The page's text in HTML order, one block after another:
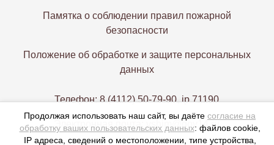
Памятка о соблюдении правил пожарной
безопасности
Положение об обработке и защите персональных
данных
Телефон: 8 (4112) 50-79-90, ip 71190
Электронная почта: vshim@gov14.ru
Продолжая использовать наш сайт, вы даёте согласие на
обработку ваших пользовательских данных: файлов cookie,
IP адреса, сведений о местоположении, типе устройства,